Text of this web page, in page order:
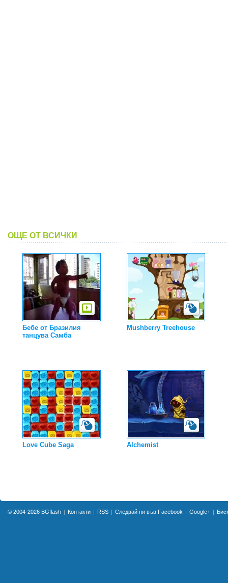
ОЩЕ ОТ ВСИЧКИ
Бебе от Бразилия
танцува Самба
Mushberry Treehouse
Love Cube Saga Alchemist
© 2004-2026 BGflash Контакти RSS Следвай ни във Facebook Google+